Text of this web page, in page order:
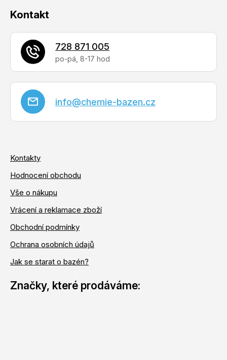
Kontakt
info@chemie-bazen.cz
728 871 005
Kontakty
Hodnocení obchodu
Vše o nákupu
Vrácení a reklamace zboží
Obchodní podmínky
Ochrana osobních údajů
Jak se starat o bazén?